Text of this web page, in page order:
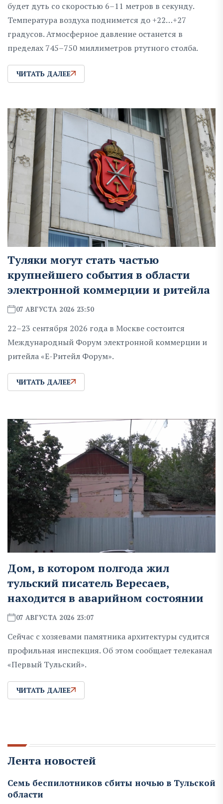
будет дуть со скоростью 6–11 метров в секунду.
Температура воздуха поднимется до +22…+27
градусов. Атмосферное давление останется в
пределах 745–750 миллиметров ртутного столба.
ЧИТАТЬ ДАЛЕЕ
Туляки могут стать частью
крупнейшего события в области
электронной коммерции и ритейла
07 АВГУСТА 2026 23:50
22–23 сентября 2026 года в Москве состоится
Международный Форум электронной коммерции и
ритейла «Е-Ритейл Форум».
ЧИТАТЬ ДАЛЕЕ
Дом, в котором полгода жил
тульский писатель Вересаев,
находится в аварийном состоянии
07 АВГУСТА 2026 23:07
Сейчас с хозяевами памятника архитектуры судится
профильная инспекция. Об этом сообщает телеканал
«Первый Тульский».
ЧИТАТЬ ДАЛЕЕ
Лента новостей
Семь беспилотников сбиты ночью в Тульской
области